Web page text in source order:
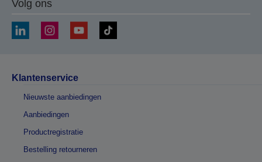
Volg ons
Klantenservice
Nieuwste aanbiedingen
Aanbiedingen
Productregistratie
Bestelling retourneren